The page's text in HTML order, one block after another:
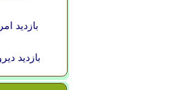
بازدید
بازدید